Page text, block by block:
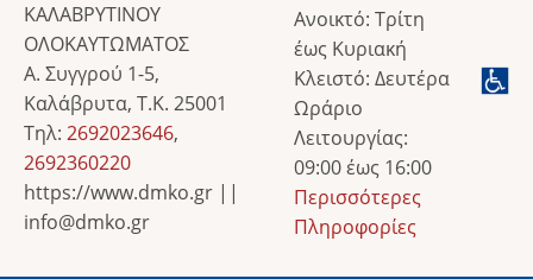
ΚΑΛΑΒΡΥΤΙΝΟΥ
ΟΛΟΚΑΥΤΩΜΑΤΟΣ
Α. Συγγρού 1-5,
Καλάβρυτα, Τ.Κ. 25001
Τηλ: 2692023646,
2692360220
https://www.dmko.gr ||
info@dmko.gr
Ανοικτό: Τρίτη
έως Κυριακή
Κλειστό: Δευτέρα
Ωράριο
Λειτουργίας:
09:00 έως 16:00
Περισσότερες
Πληροφορίες